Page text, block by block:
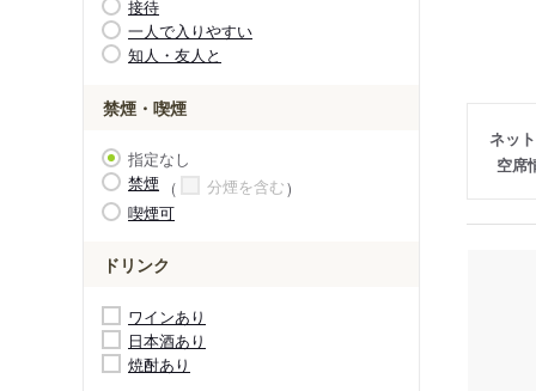
接待
一人で入りやすい
知人・友人と
禁煙・喫煙
指定なし
禁煙
分煙を含む
喫煙可
ドリンク
ワインあり
日本酒あり
焼酎あり
ネッ
空席